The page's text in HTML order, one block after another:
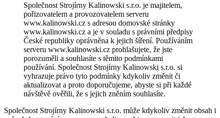
Společnost Strojírny Kalinowski s.r.o. je majitelem,
pořizovatelem a provozovatelem serveru
www.kalinowski.cz s adresou domovské stránky
www.kalinowski.cz a je v souladu s právními předpisy
České republiky oprávněna k jejich šíření. Používáním
serveru www.kalinowski.cz prohlašujete, že jste
porozuměli a souhlasíte s těmito podmínkami
používání. Společnost Strojírny Kalinowski s.r.o. si
vyhrazuje právo tyto podmínky kdykoliv změnit či
aktualizovat a proto doporučujeme, abyste si při každé
návštěvě ověřili, že s jejich zněním souhlasíte.
Společnost Strojírny Kalinowski s.r.o. může kdykoliv změnit obsah i